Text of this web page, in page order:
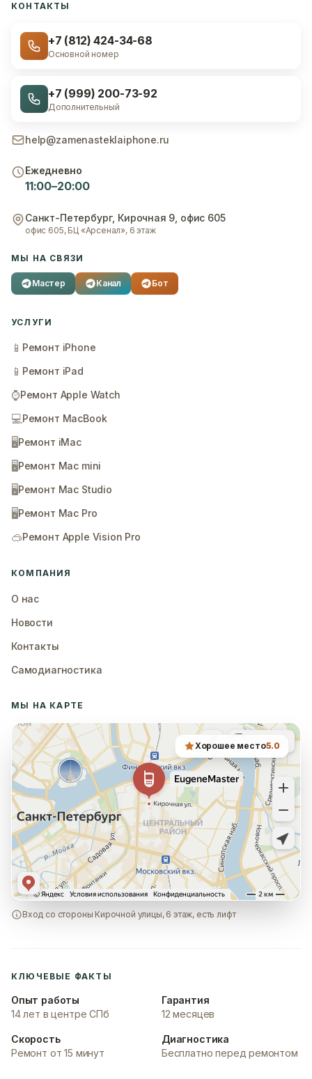
КОНТАКТЫ
+7 (812) 424-34-68
Основной номер
+7 (999) 200-73-92
Дополнительный
help@zamenasteklaiphone.ru
Ежедневно
11:00–20:00
Санкт-Петербург, Кирочная 9, офис 605
офис 605, БЦ «Арсенал», 6 этаж
МЫ НА СВЯЗИ
Мастер Канал Бот
УСЛУГИ
📱 Ремонт iPhone
📱 Ремонт iPad
⌚Ремонт Apple Watch
💻Ремонт MacBook
🖥️Ремонт iMac
🖥️Ремонт Mac mini
🖥️Ремонт Mac Studio
🖥️Ремонт Mac Pro
🥽Ремонт Apple Vision Pro
КОМПАНИЯ
О нас
Новости
Контакты
Самодиагностика
МЫ НА КАРТЕ
Хорошее место5.0
Вход со стороны Кирочной улицы, 6 этаж, есть лифт
КЛЮЧЕВЫЕ ФАКТЫ
Опыт работы
14 лет в центре СПб
Гарантия
12 месяцев
Скорость
Ремонт от 15 минут
Диагностика
Бесплатно перед ремонтом